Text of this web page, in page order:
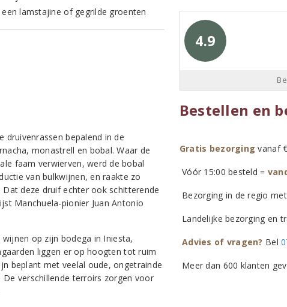
lamstajine of gegrilde groenten
druivenrassen bepalend in de
monastrell en bobal. Waar de
faam verwierven, werd de bobal
van bulkwijnen, en raakte zo
deze druif echter ook schitterende
Manchuela-pionier Juan Antonio
op zijn bodega in Iniesta,
liggen er op hoogten tot ruim
beplant met veelal oude, ongetrainde
verschillende terroirs zorgen voor
4.9
Bestellen en
Gratis bezorging vanaf
Vóór 15:00 besteld =
Bezorging in de regio met
Landelijke bezorging en
Advies of vragen? Bel
Meer dan 600 klanten